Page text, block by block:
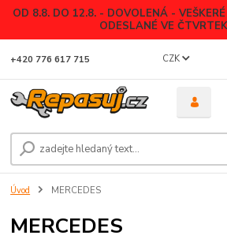
OD 8.8. DO 12.8. - DOVOLENÁ -
ODESLANÉ VE
CZK
+420 776 617 715
Úvod MERCEDES
MERCEDES